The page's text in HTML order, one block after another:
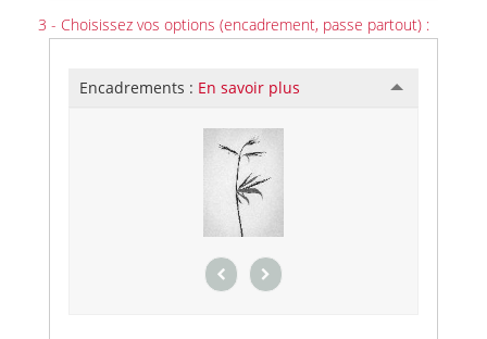
3 - Choisissez vos options (encadrement, passe partout) :
Encadrements : En savoir plus